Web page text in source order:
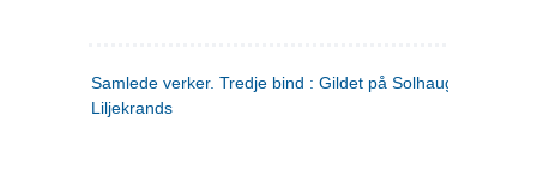
Samlede verker. Tredje bind : Gildet på Solhaug ; Olaf
Liljekrands